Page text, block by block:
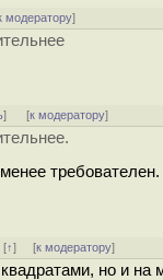
модератору]
] [к модератору]
требователен.
[↑] [к модератору]
но и